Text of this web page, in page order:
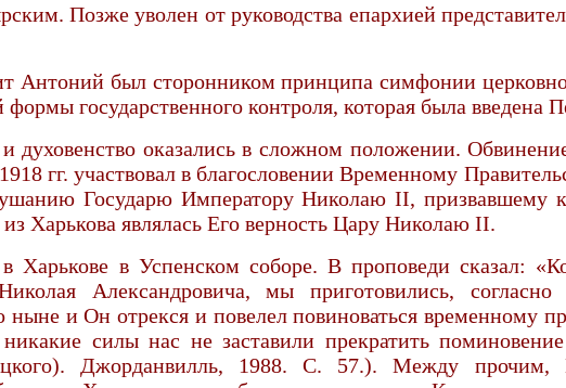
Позже уволен от руководства епархией
Антоний был сторонником принципа симфонии
государственного контроля, которая была введена
духовенство оказались в сложном положении.
гг. участвовал в благослове­нии Временному
Государю Императору Николаю II, призвавшему
Харькова являлась Его верность Цару Николаю II.
в Успенском соборе. В проповеди сказал:
Александровича, мы приготовились,
и Он отрекся и повелел повиноваться временному
силы нас не заставили прекратить
Джорданвилль, 1988. С. 57.). Между прочим,